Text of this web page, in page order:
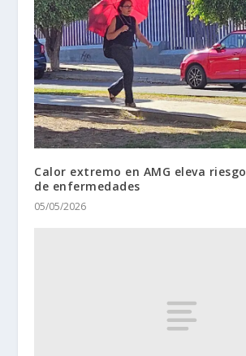
Calor extremo en AMG eleva riesgo
de enfermedades
05/05/2026